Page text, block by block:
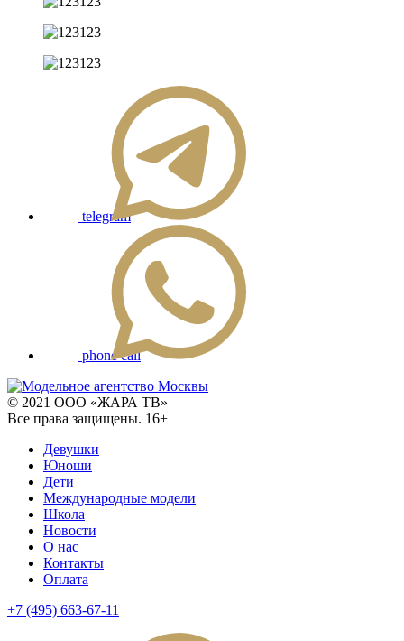
telegram
phone call
© 2021 ООО «ЖАРА ТВ»
Все права защищены. 16+
Девушки
Юноши
Дети
Международные модели
Школа
Новости
О нас
Контакты
Оплата
+7 (495) 663-67-11